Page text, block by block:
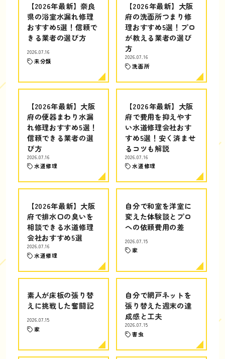
【2026年最新】奈良
県の浴室水漏れ修理
おすすめ5選！信頼で
きる業者の選び方
2026.07.16
未分類
【2026年最新】大阪
府の洗面所つまり修
理おすすめ5選！プロ
が教える業者の選び
方
2026.07.16
洗面所
【2026年最新】大阪
府の便器まわり水漏
れ修理おすすめ5選！
信頼できる業者の選
び方
2026.07.16
水道修理
【2026年最新】大阪
府で費用を抑えやす
い水道修理会社おす
すめ5選！安く済ませ
るコツも解説
2026.07.16
水道修理
【2026年最新】大阪
府で排水口の臭いを
相談できる水道修理
会社おすすめ5選
2026.07.16
水道修理
自分で和室を洋室に
変えた体験談とプロ
への依頼費用の差
2026.07.15
家
素人が床板の張り替
えに挑戦した奮闘記
2026.07.15
家
自分で網戸ネットを
張り替えた週末の達
成感と工夫
2026.07.15
害虫